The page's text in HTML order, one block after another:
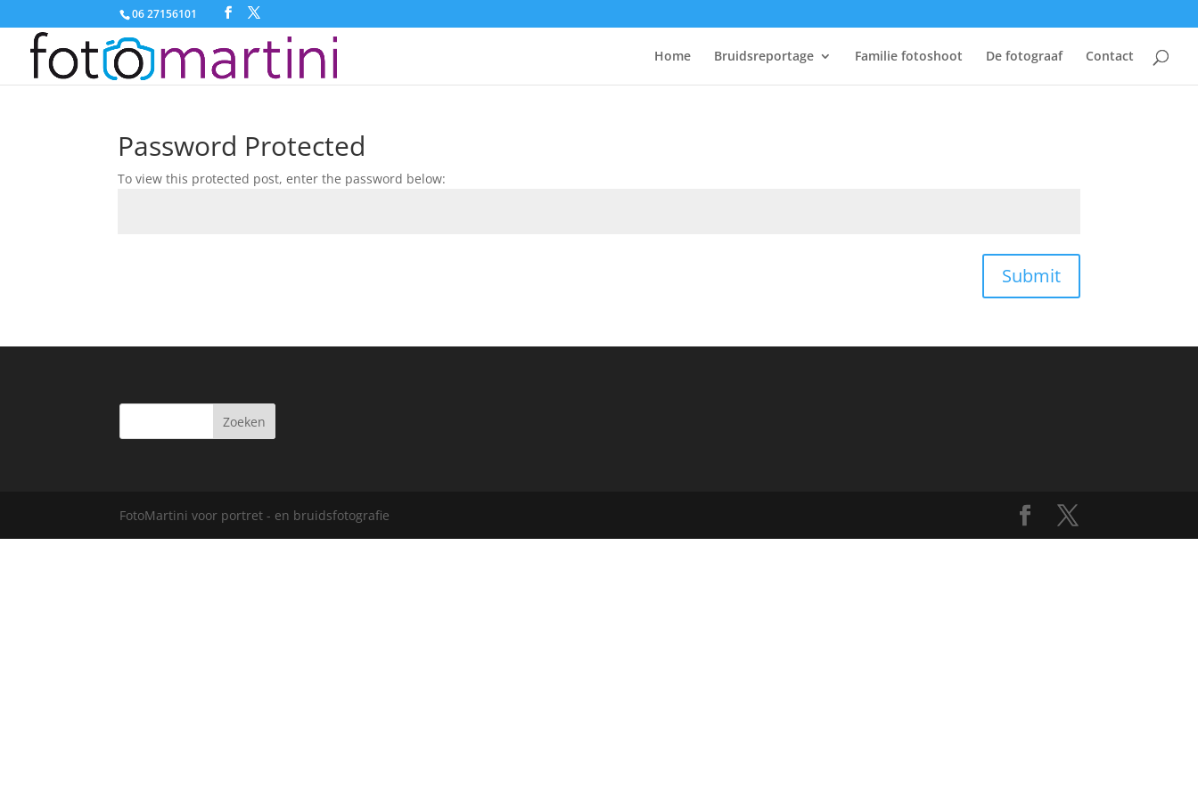
06 27156101
Home Bruidsreportage Familie fotoshoot De fotograaf Contact
Password Protected
To view this protected post, enter the password below:
Submit
FotoMartini voor portret - en bruidsfotografie